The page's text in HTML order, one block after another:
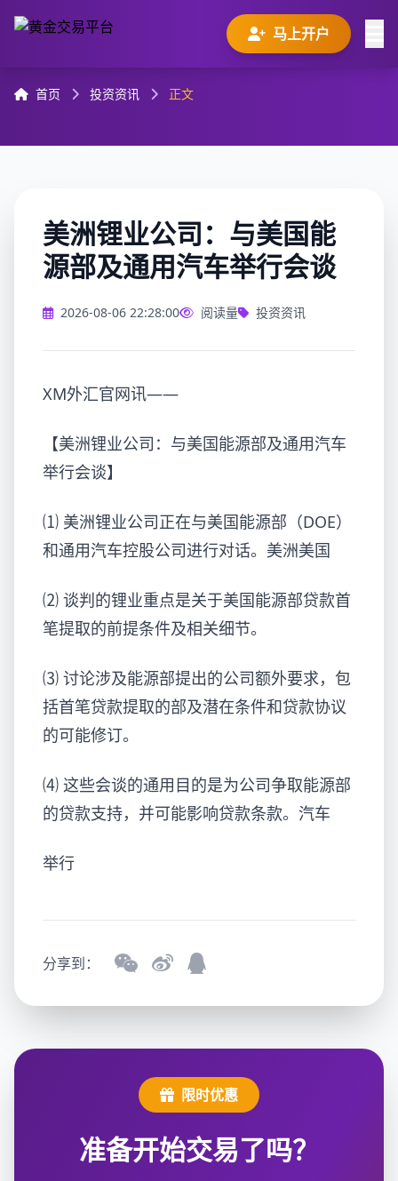
马上开户
首页 投资资讯 正文
美洲锂业公司：与美国能
源部及通用汽车举行会谈
2026-08-06 22:28:00 阅读量 投资资讯
XM外汇官网讯——
【美洲锂业公司：与美国能源部及通用汽车
举行会谈】
⑴ 美洲锂业公司正在与美国能源部（DOE）
和通用汽车控股公司进行对话。美洲美国
⑵ 谈判的锂业重点是关于美国能源部贷款首
笔提取的前提条件及相关细节。
⑶ 讨论涉及能源部提出的公司额外要求，包
括首笔贷款提取的部及潜在条件和贷款协议
的可能修订。
⑷ 这些会谈的通用目的是为公司争取能源部
的贷款支持，并可能影响贷款条款。汽车
举行
分享到：
限时优惠
准备开始交易了吗？